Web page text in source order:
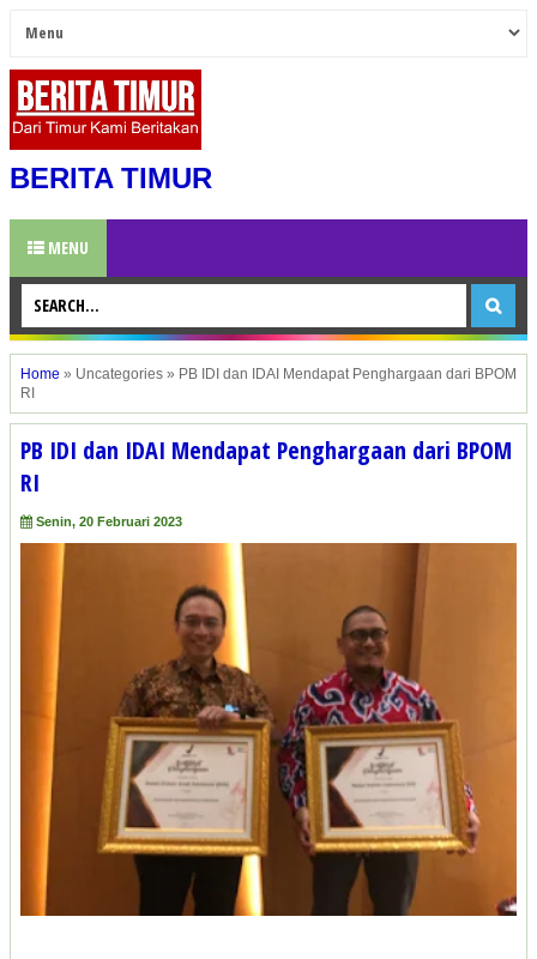
BERITA TIMUR
MENU
Home » Uncategories » PB IDI dan IDAI Mendapat Penghargaan dari BPOM
RI
PB IDI dan IDAI Mendapat Penghargaan dari BPOM
RI
Senin, 20 Februari 2023